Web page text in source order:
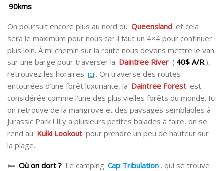
90kms
On poursuit encore plus au nord du Queensland et cela
sera le maximum pour nous car il faut un 4×4 pour continuer
plus loin. À mi chemin sur la route nous devons mettre le van
sur une barge pour traverser la Daintree River ( 40$ A/R ),
retrouvez les horaires ici . On traverse des routes
entourées d’une forêt luxuriante, la Daintree Forest est
considérée comme l’une des plus vielles forêts du monde. Ici
on retrouve de la mangrove et des paysages semblables à
Jurassic Park ! Il y a plusieurs petites balades à faire, on se
rend au Kulki Lookout pour prendre un peu de hauteur sur
la plage.
🛏 Où on dort ? Le camping Cap Tribulation , qui se trouve